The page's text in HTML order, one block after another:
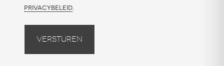
privacybeleid.
Versturen